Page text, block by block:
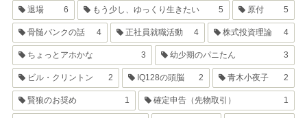
退場 6 もう少し、ゆっくり生きたい 5 原付 5
骨髄バンクの話 4 正社員就職活動 4 株式投資理論 4
ちょっとアホかな 3 幼少期のパニたん 3
ビル・クリントン 2 IQ128の頭脳 2 青木小夜子 2
賢狼のお奨め 1 確定申告（先物取引） 1